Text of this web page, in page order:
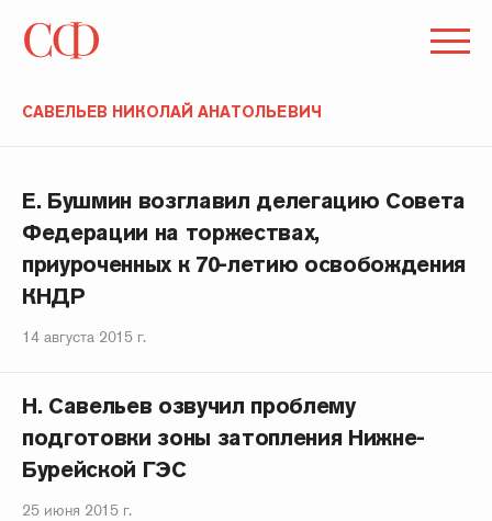
САВЕЛЬЕВ НИКОЛАЙ АНАТОЛЬЕВИЧ
Е. Бушмин возглавил делегацию Совета
Федерации на торжествах,
приуроченных к 70-летию освобождения
КНДР
14 августа 2015 г.
Н. Савельев озвучил проблему
подготовки зоны затопления Нижне-
Бурейской ГЭС
25 июня 2015 г.